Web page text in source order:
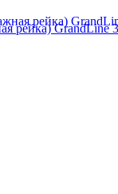
рейка) GrandLine